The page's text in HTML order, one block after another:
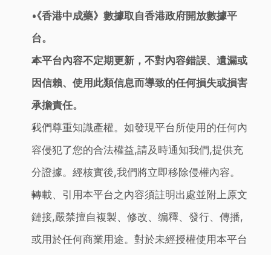
《香港中成藥》數據取自香港政府開放數據平
台。
本平台內容不定期更新，不對內容錯誤、遺漏或
因信賴、使用此類信息而導致的任何損失或損害
承擔責任。
我們尊重知識產權。如發現平台所使用的任何內
容侵犯了您的合法權益,請及時通知我們,提供充
分證據。經核實後,我們將立即移除侵權內容。
轉載、引用本平台之內容須註明出處並附上原文
鏈接,嚴禁擅自複製、修改、编釋、發行、傳播,
或用於任何商業用途。對於未經授權使用本平台